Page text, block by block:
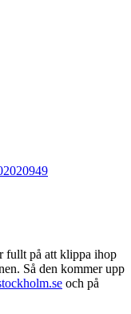
fullt på att klippa ihop
Så den kommer upp
och på